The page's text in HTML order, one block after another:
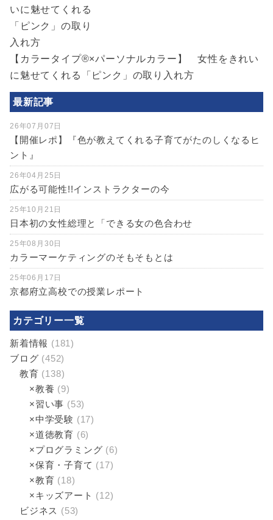
【カラータイプ®×パーソナルカラー】 女性をきれい
に魅せてくれる「ピンク」の取り入れ方
最新記事
26年07月07日
【開催レポ】『色が教えてくれる子育てがたのしくなるヒ
ント』
26年04月25日
広がる可能性!!インストラクターの今
25年10月21日
日本初の女性総理と「できる女の色合わせ
25年08月30日
カラーマーケティングのそもそもとは
25年06月17日
京都府立高校での授業レポート
カテゴリー一覧
新着情報 (181)
ブログ (452)
教育 (138)
×教養 (9)
×習い事 (53)
×中学受験 (17)
×道徳教育 (6)
×プログラミング (6)
×保育・子育て (17)
×教育 (18)
×キッズアート (12)
ビジネス (53)